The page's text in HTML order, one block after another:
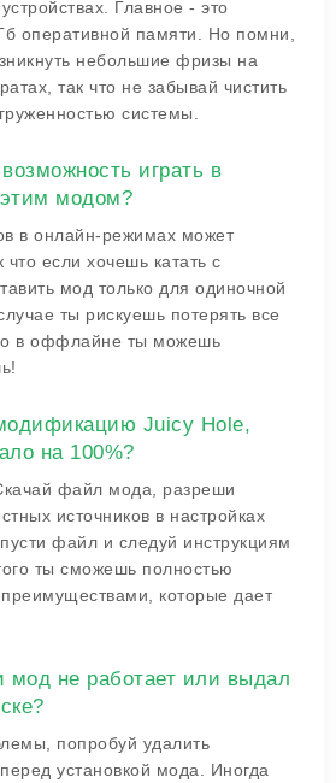
Главное - это
оперативной памяти. Но помни,
небольшие фризы на
так что не забывай чистить
системы.
играть в
модом?
в онлайн-режимах может
что если хочешь катать с
мод только для одиночной
ты рискуешь потерять все
в оффлайне ты можешь
Juicy Hole,
на 100%?
файл мода, разреши
источников в настройках
файл и следуй инструкциям
ты сможешь полностью
которые дает
мод не работает или выдал
попробуй удалить
установкой мода. Иногда